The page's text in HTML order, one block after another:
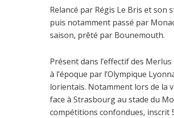
Relancé par Régis Le Bris et son
puis notamment passé par
saison, prêté par Bounemouth.
Présent dans l’effectif des
à l’époque par l’Olympique
lorientais. Notamment lors de la
face à Strasbourg au stade du
compétitions confondues, inscrit